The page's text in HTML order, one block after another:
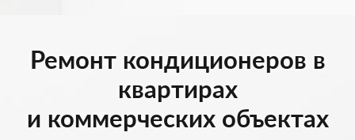
Ремонт кондиционеров в
квартирах
и коммерческих объектах